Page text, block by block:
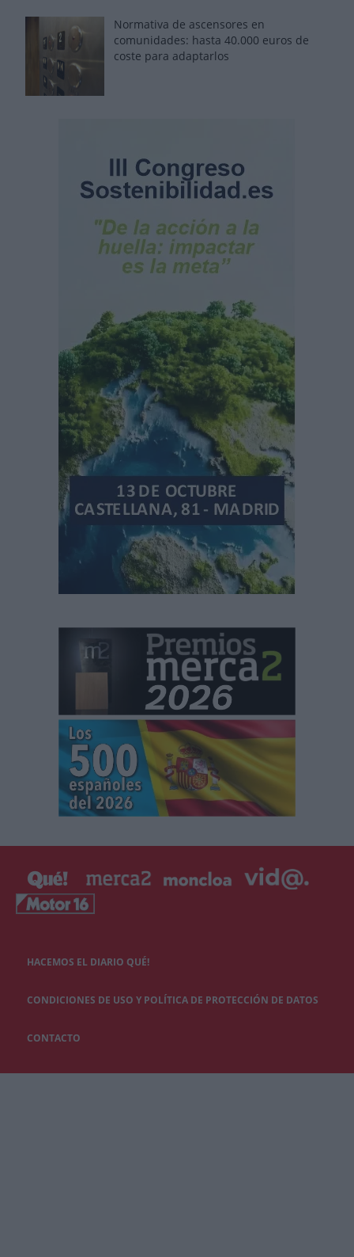
Normativa de ascensores en
comunidades: hasta 40.000 euros de
coste para adaptarlos
HACEMOS EL DIARIO QUÉ!
CONDICIONES DE USO Y POLÍTICA DE PROTECCIÓN DE DATOS
CONTACTO